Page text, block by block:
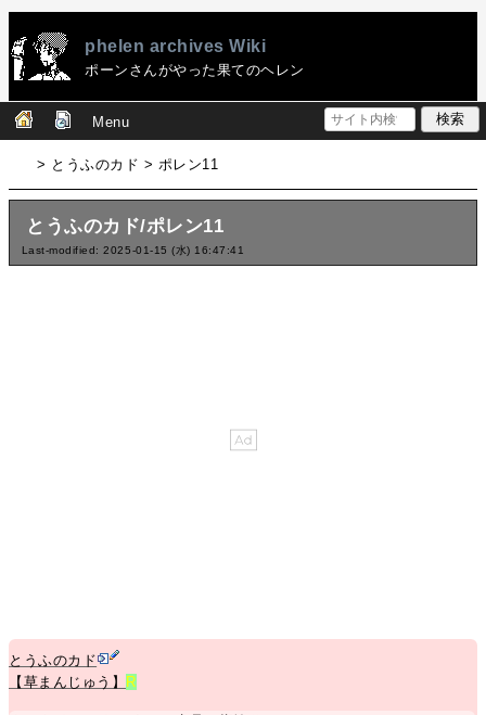
phelen archives Wiki
ポーンさんがやった果てのヘレン
Menu
> とうふのカド > ポレン11
とうふのカド/ポレン11
Last-modified: 2025-01-15 (水) 16:47:41
とうふのカド
【草まんじゅう】
R